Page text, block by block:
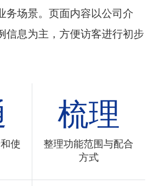
务场景。页面内容以公司介
信息为主，方便访客进行初步
使
梳理
整理功能范围与配合
方式